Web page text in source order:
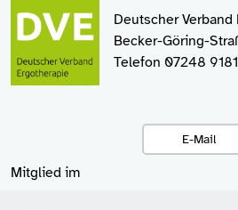
Deutscher Verband
Becker-Göring-
Telefon 07248
E-Mail
Mitglied im